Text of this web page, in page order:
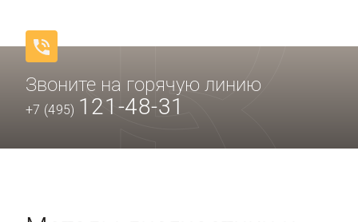
Звоните на горячую линию
+7 (495) 121-48-31